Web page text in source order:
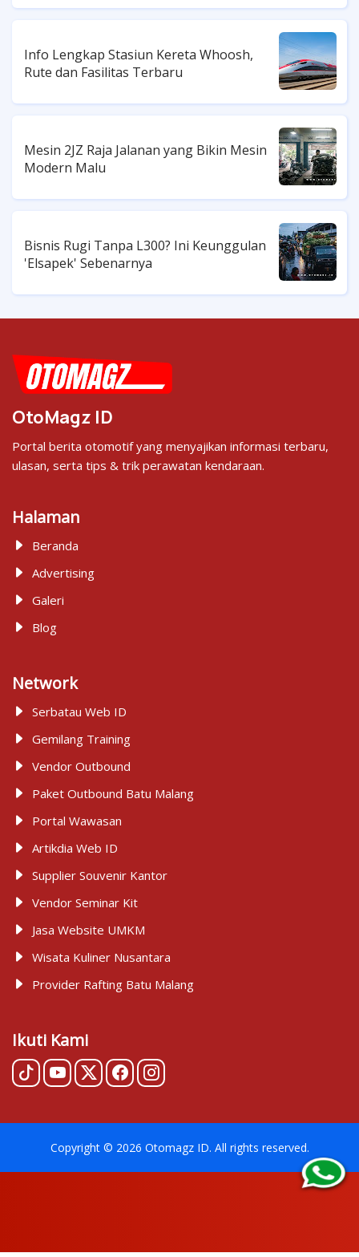
Info Lengkap Stasiun Kereta Whoosh,
Rute dan Fasilitas Terbaru
Mesin 2JZ Raja Jalanan yang Bikin Mesin
Modern Malu
Bisnis Rugi Tanpa L300? Ini Keunggulan
'Elsapek' Sebenarnya
OtoMagz ID
Portal berita otomotif yang menyajikan informasi terbaru,
ulasan, serta tips & trik perawatan kendaraan.
Halaman
Beranda
Advertising
Galeri
Blog
Network
Serbatau Web ID
Gemilang Training
Vendor Outbound
Paket Outbound Batu Malang
Portal Wawasan
Artikdia Web ID
Supplier Souvenir Kantor
Vendor Seminar Kit
Jasa Website UMKM
Wisata Kuliner Nusantara
Provider Rafting Batu Malang
Ikuti Kami
Copyright © 2026 Otomagz ID. All rights reserved.